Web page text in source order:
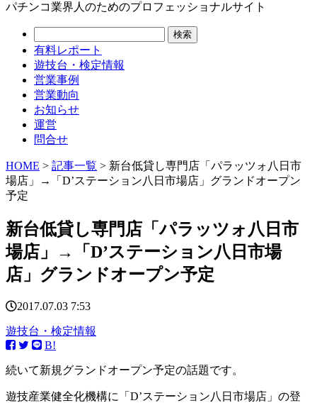
パチンコ業界人のためのプロフェッショナルサイト
有料レポート
遊技台・検定情報
営業事例
営業動向
お知らせ
運営
問合せ
HOME > 記事一覧 > 新台低貸し専門店「パラッツォ八日市
場店」→「D’ステーション八日市場店」グランドオープン
予定
新台低貸し専門店「パラッツォ八日市
場店」→「D’ステーション八日市場
店」グランドオープン予定
2017.07.03 7:53
遊技台・検定情報
B!
続いて新規グランドオープン予定の話題です。
遊技産業健全化機構に「D’ステーション八日市場店」の登